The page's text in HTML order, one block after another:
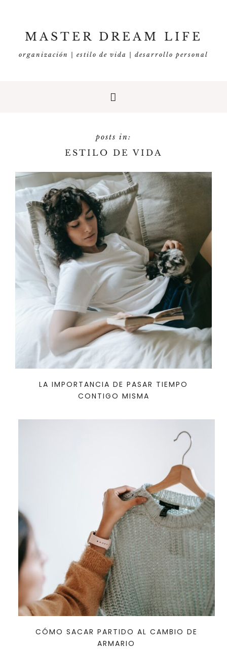
MASTER DREAM LIFE
organización | estilo de vida | desarrollo personal
ESTILO DE VIDA
LA IMPORTANCIA DE PASAR TIEMPO
CONTIGO MISMA
CÓMO SACAR PARTIDO AL CAMBIO DE
ARMARIO